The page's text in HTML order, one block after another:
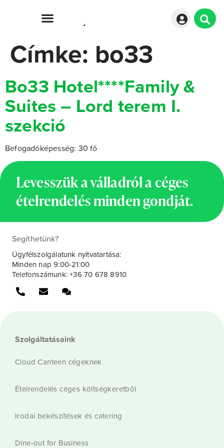
Címke: bo33
Bo33 Hotel****Family &
Suites – Lord terem I.
szekció
Befogadóképesség: 30 fő
Levesszük a válladról a céges
ételrendelés minden gondját.
Segíthetünk?
Ügyfélszolgálatunk nyitvatartása:
Minden nap 9:00-21:00
Telefonszámunk: +36 70 678 8910
Szolgáltatásaink
Cloud Canteen cégeknek
Ételrendelés céges költségkeretből
Irodai bekészítések és catering
Dine-out for Business